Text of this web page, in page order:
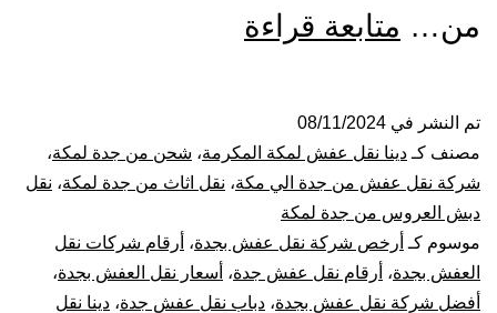
من… متابعة قراءة
من
جدة
الي
تم النشر في 08/11/2024
مصنف كـ دينا نقل عفش لمكة المكرمة، شحن من جدة لمكة،
شركة نقل عفش من جدة الي مكة، نقل اثاث من جدة لمكة، نقل
دبش العروس من جدة لمكة
موسوم كـ أرخص شركة نقل عفش بجدة، أرقام شركات نقل
العفش بجدة، أرقام نقل عفش جدة، أسعار نقل العفش بجدة،
أفضل شركة نقل عفش بجدة، دباب نقل عفش جدة، دينا نقل